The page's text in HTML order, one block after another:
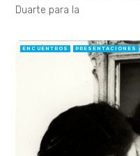
Duarte para la
ENCUENTROS PRESENTACIONES